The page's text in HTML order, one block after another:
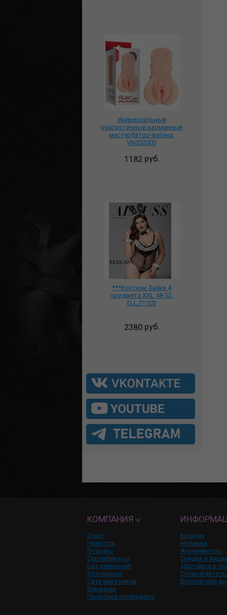
Универсальный
реалистичный карманный
мастурбатор-вагина,
VN352003
1182руб.
***Костюм Зайки 4
предмета XXL 48-52,
DJ_71103
2380руб.
КОМПАНИЯ
О нас
Новости
Отзывы
Сертификаты
Без сомнений!
Оптовикам
Сеть магазинов
Вакансии
Политика конфиденц.
Бренды
Новинки
Анонимность
Скидки и Акции
Доставка и
Бесплатная